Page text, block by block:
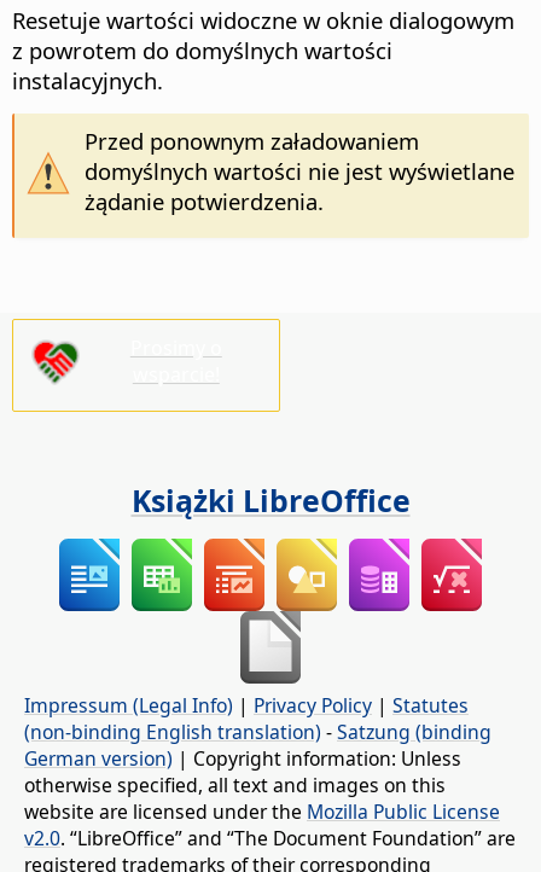
Resetuje wartości widoczne w oknie dialogowym
z powrotem do domyślnych wartości
instalacyjnych.
Przed ponownym załadowaniem
domyślnych wartości nie jest wyświetlane
żądanie potwierdzenia.
Książki LibreOffice
Impressum (Legal Info) | Privacy Policy | Statutes
(non-binding English translation) -Satzung (binding
German version) | Copyright information: Unless
otherwise specified, all text and images on this
website are licensed under the Mozilla Public License
v2.0. “LibreOffice” and “The Document Foundation” are
registered trademarks of their corresponding